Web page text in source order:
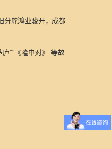
分舵鸿业骏开，成都
”“《隆中对》”等故